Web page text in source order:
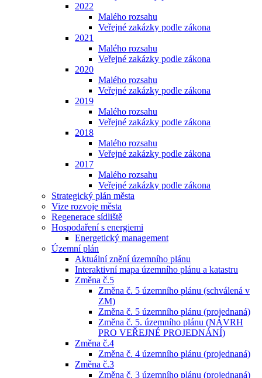
2022
Malého rozsahu
Veřejné zakázky podle zákona
2021
Malého rozsahu
Veřejné zakázky podle zákona
2020
Malého rozsahu
Veřejné zakázky podle zákona
2019
Malého rozsahu
Veřejné zakázky podle zákona
2018
Malého rozsahu
Veřejné zakázky podle zákona
2017
Malého rozsahu
Veřejné zakázky podle zákona
Strategický plán města
Vize rozvoje města
Regenerace sídliště
Hospodaření s energiemi
Energetický management
Územní plán
Aktuální znění územního plánu
Interaktivní mapa územního plánu a katastru
Změna č.5
Změna č. 5 územního plánu (schválená v
ZM)
Změna č. 5 územního plánu (projednaná)
Změna č. 5. územního plánu (NÁVRH
PRO VEŘEJNÉ PROJEDNÁNÍ)
Změna č.4
Změna č. 4 územního plánu (projednaná)
Změna č.3
Změna č. 3 územního plánu (projednaná)